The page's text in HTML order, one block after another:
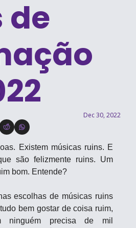
de
Dec 30, 2022
Existem músicas ruins. E
são felizmente ruins. Um
bom. Entende?
escolhas de músicas ruins
bem gostar de coisa ruim,
precisa de mil